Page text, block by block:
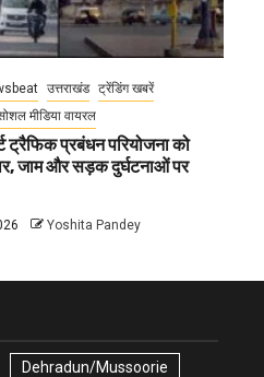
उत्तराखंड
ट्रेंडिंग खबरें
मीडिया वायरल
ट्रैफिक प्रबंधन परियोजना को
जाम और सड़क दुर्घटनाओं पर
Yoshita Pandey
Dehradun/Mussoorie